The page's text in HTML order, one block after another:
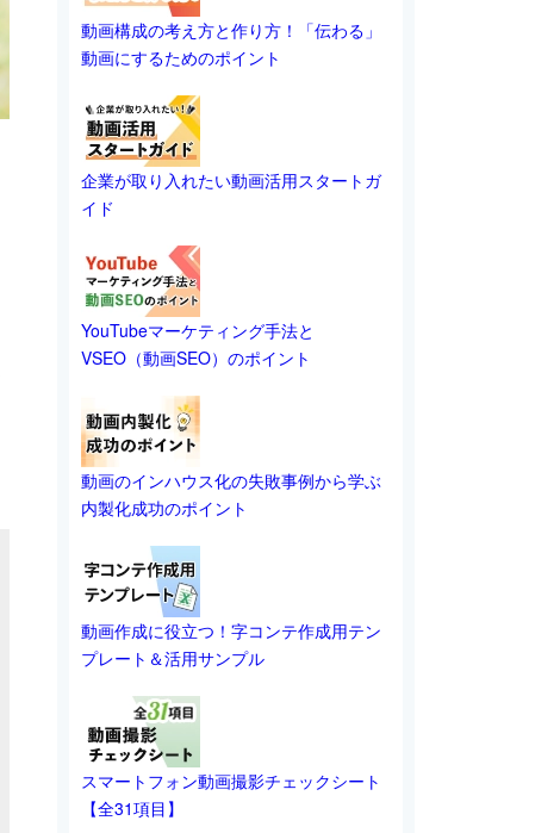
動画構成の考え方と作り方！「伝わる」
動画にするためのポイント
企業が取り入れたい動画活用スタートガ
イド
YouTubeマーケティング手法と
VSEO（動画SEO）のポイント
動画のインハウス化の失敗事例から学ぶ
内製化成功のポイント
動画作成に役立つ！字コンテ作成用テン
プレート＆活用サンプル
スマートフォン動画撮影チェックシート
【全31項目】